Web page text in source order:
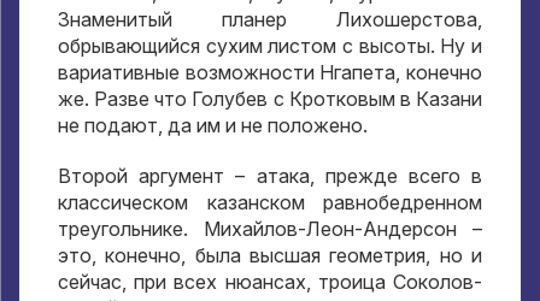
Знаменитый планер Лихошерстова,
обрывающийся сухим листом с высоты. Ну и
вариативные возможности Нгапета, конечно
же. Разве что Голубев с Кротковым в Казани
не подают, да им и не положено.
Второй аргумент – атака, прежде всего в
классическом казанском равнобедренном
треугольнике. Михайлов-Леон-Андерсон –
это, конечно, была высшая геометрия, но и
сейчас, при всех нюансах, троица Соколов-